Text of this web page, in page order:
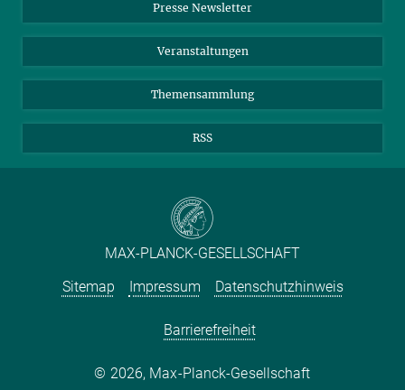
TikTok
YouTube
Presse Newsletter
Veranstaltungen
Themensammlung
RSS
MAX-PLANCK-GESELLSCHAFT
Sitemap
Impressum Datenschutzhinweis
Barrierefreiheit
2026, Max-Planck-Gesellschaft